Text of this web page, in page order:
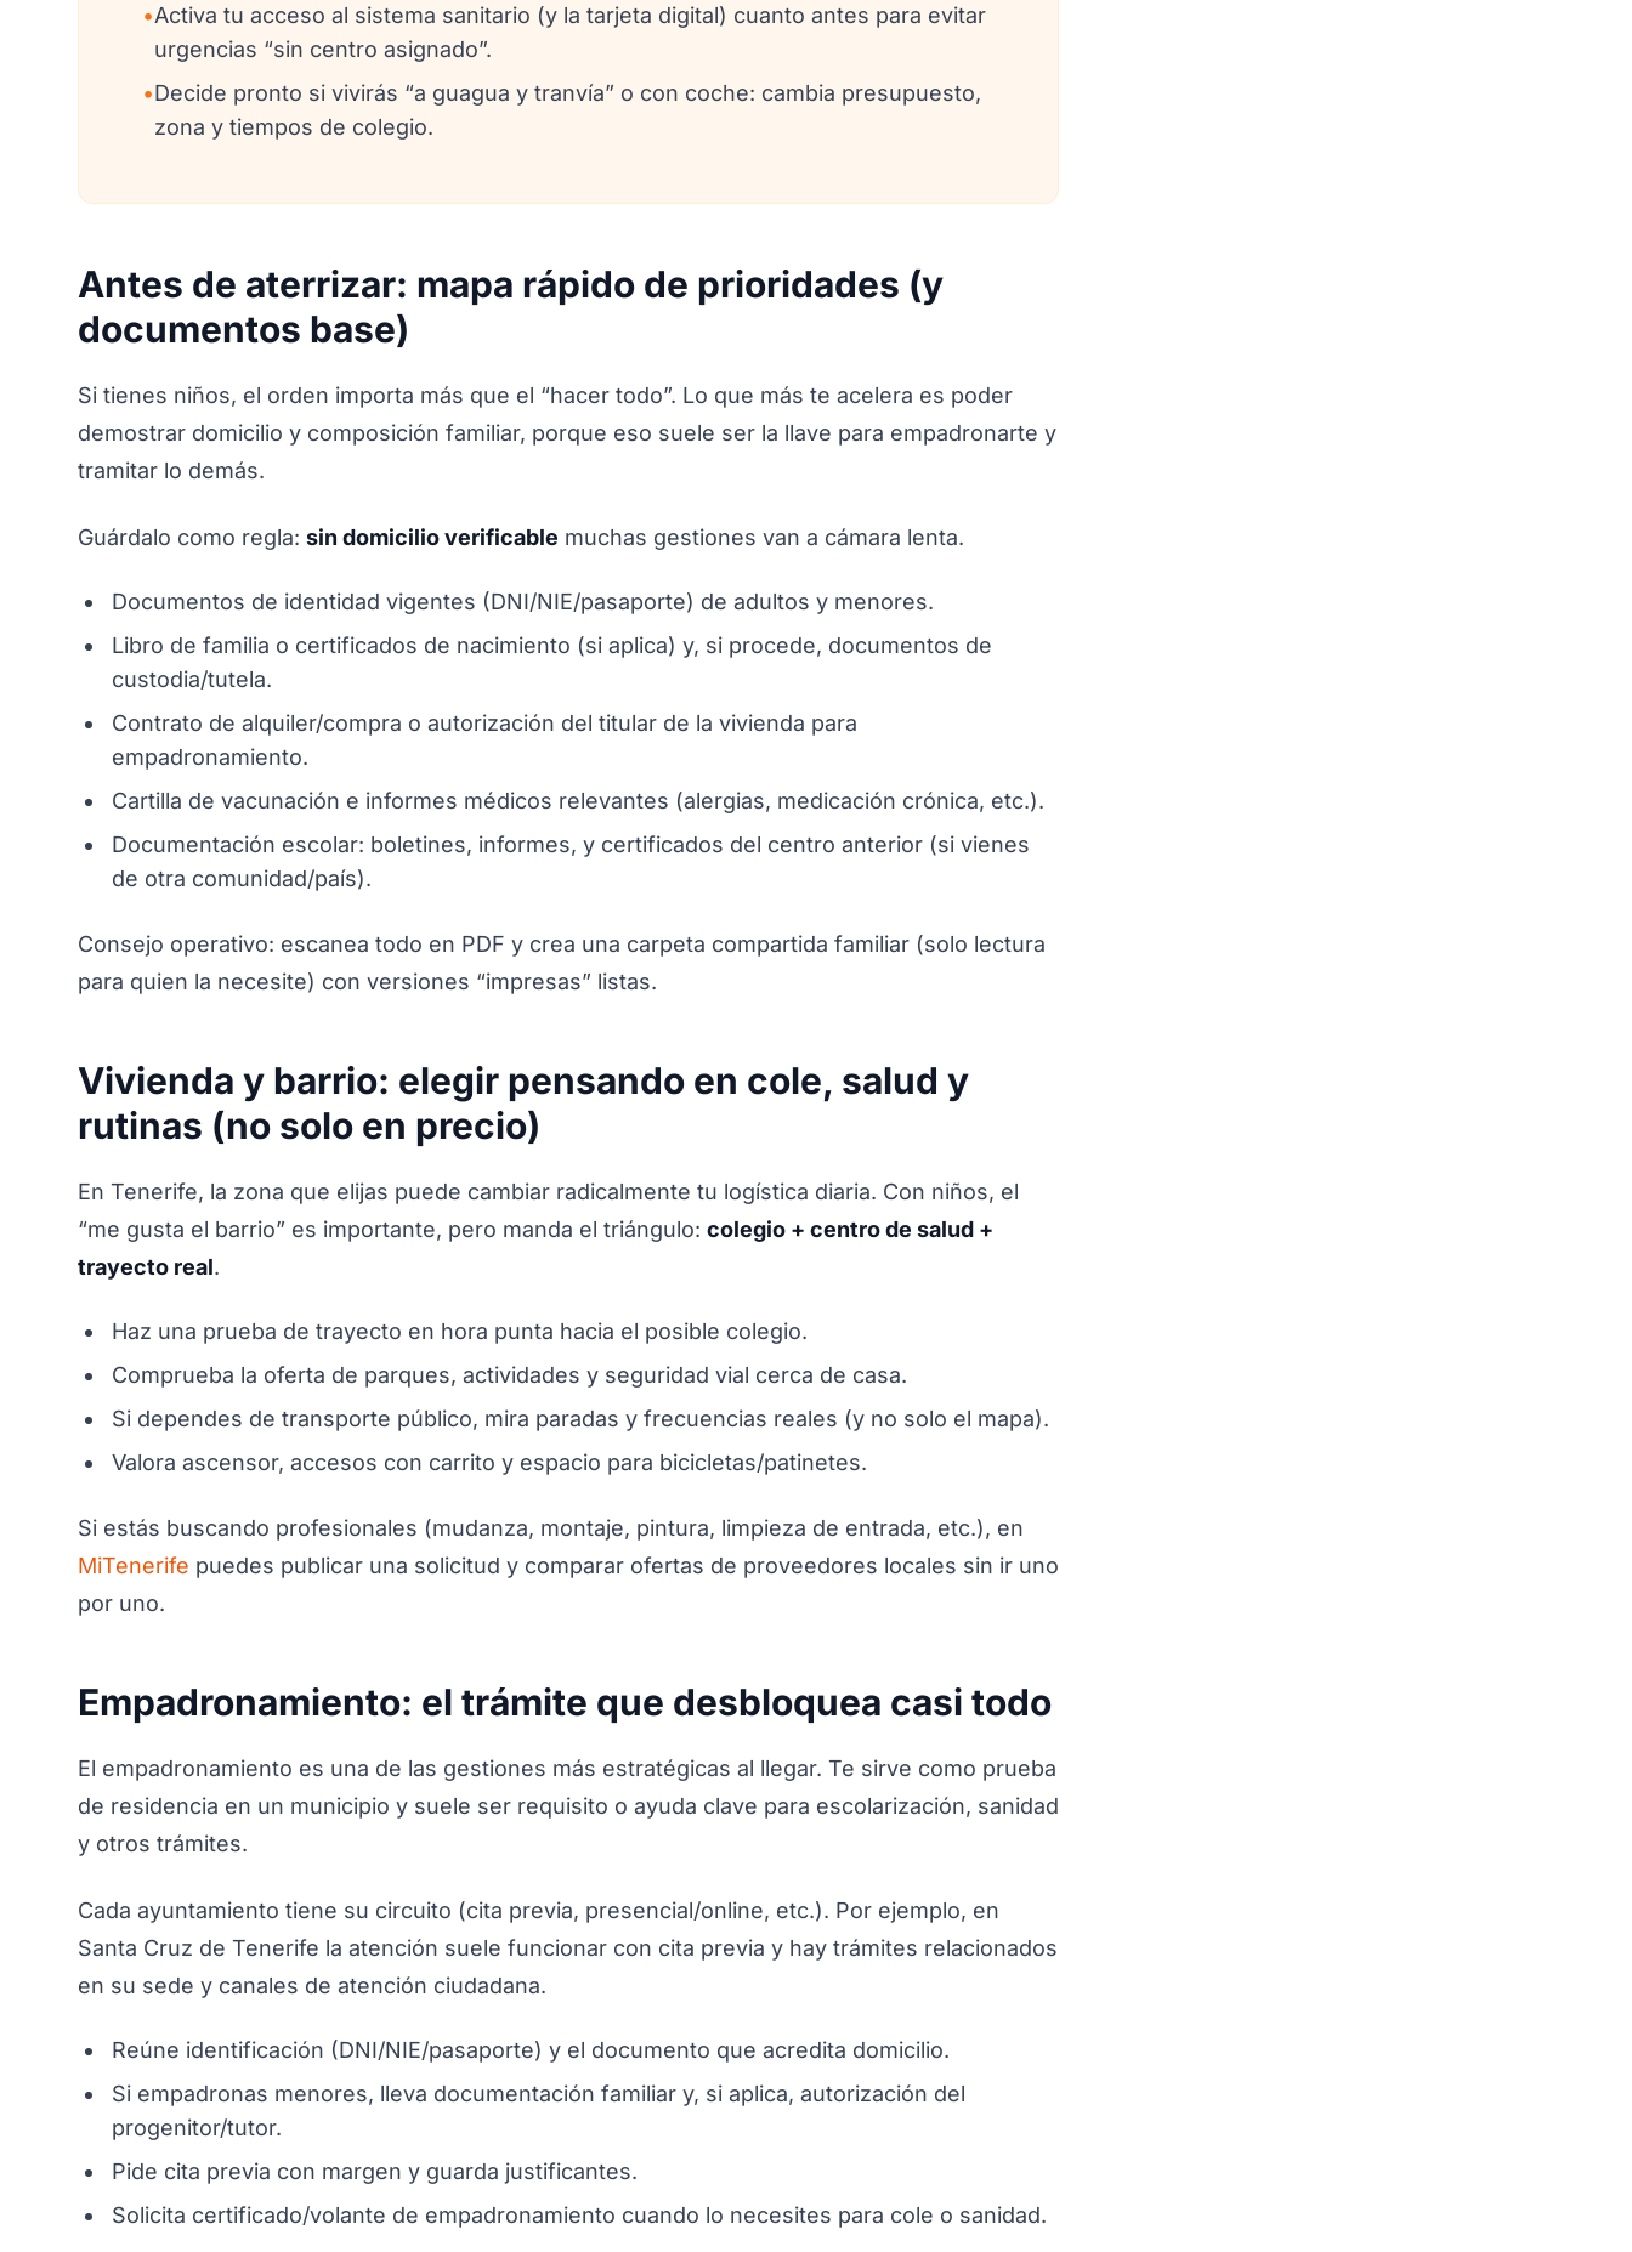
•Activa tu acceso al sistema sanitario (y la tarjeta digital) cuanto antes para evitar
urgencias “sin centro asignado”.
•Decide pronto si vivirás “a guagua y tranvía” o con coche: cambia presupuesto,
zona y tiempos de colegio.
Antes de aterrizar: mapa rápido de prioridades (y
documentos base)
Si tienes niños, el orden importa más que el “hacer todo”. Lo que más te acelera es poder
demostrar domicilio y composición familiar, porque eso suele ser la llave para empadronarte y
tramitar lo demás.
Guárdalo como regla: sin domicilio verificable muchas gestiones van a cámara lenta.
Documentos de identidad vigentes (DNI/NIE/pasaporte) de adultos y menores.
Libro de familia o certificados de nacimiento (si aplica) y, si procede, documentos de
custodia/tutela.
Contrato de alquiler/compra o autorización del titular de la vivienda para
empadronamiento.
Cartilla de vacunación e informes médicos relevantes (alergias, medicación crónica, etc.).
Documentación escolar: boletines, informes, y certificados del centro anterior (si vienes
de otra comunidad/país).
Consejo operativo: escanea todo en PDF y crea una carpeta compartida familiar (solo lectura
para quien la necesite) con versiones “impresas” listas.
Vivienda y barrio: elegir pensando en cole, salud y
rutinas (no solo en precio)
En Tenerife, la zona que elijas puede cambiar radicalmente tu logística diaria. Con niños, el
“me gusta el barrio” es importante, pero manda el triángulo: colegio + centro de salud +
trayecto real.
Haz una prueba de trayecto en hora punta hacia el posible colegio.
Comprueba la oferta de parques, actividades y seguridad vial cerca de casa.
Si dependes de transporte público, mira paradas y frecuencias reales (y no solo el mapa).
Valora ascensor, accesos con carrito y espacio para bicicletas/patinetes.
Si estás buscando profesionales (mudanza, montaje, pintura, limpieza de entrada, etc.), en
MiTenerife puedes publicar una solicitud y comparar ofertas de proveedores locales sin ir uno
por uno.
Empadronamiento: el trámite que desbloquea casi todo
El empadronamiento es una de las gestiones más estratégicas al llegar. Te sirve como prueba
de residencia en un municipio y suele ser requisito o ayuda clave para escolarización, sanidad
y otros trámites.
Cada ayuntamiento tiene su circuito (cita previa, presencial/online, etc.). Por ejemplo, en
Santa Cruz de Tenerife la atención suele funcionar con cita previa y hay trámites relacionados
en su sede y canales de atención ciudadana.
Reúne identificación (DNI/NIE/pasaporte) y el documento que acredita domicilio.
Si empadronas menores, lleva documentación familiar y, si aplica, autorización del
progenitor/tutor.
Pide cita previa con margen y guarda justificantes.
Solicita certificado/volante de empadronamiento cuando lo necesites para cole o sanidad.